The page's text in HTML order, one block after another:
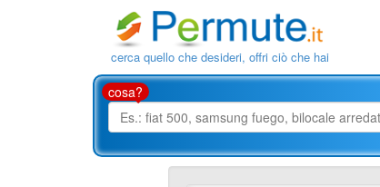
cerca quello che desideri, offri ciò che hai
cosa?